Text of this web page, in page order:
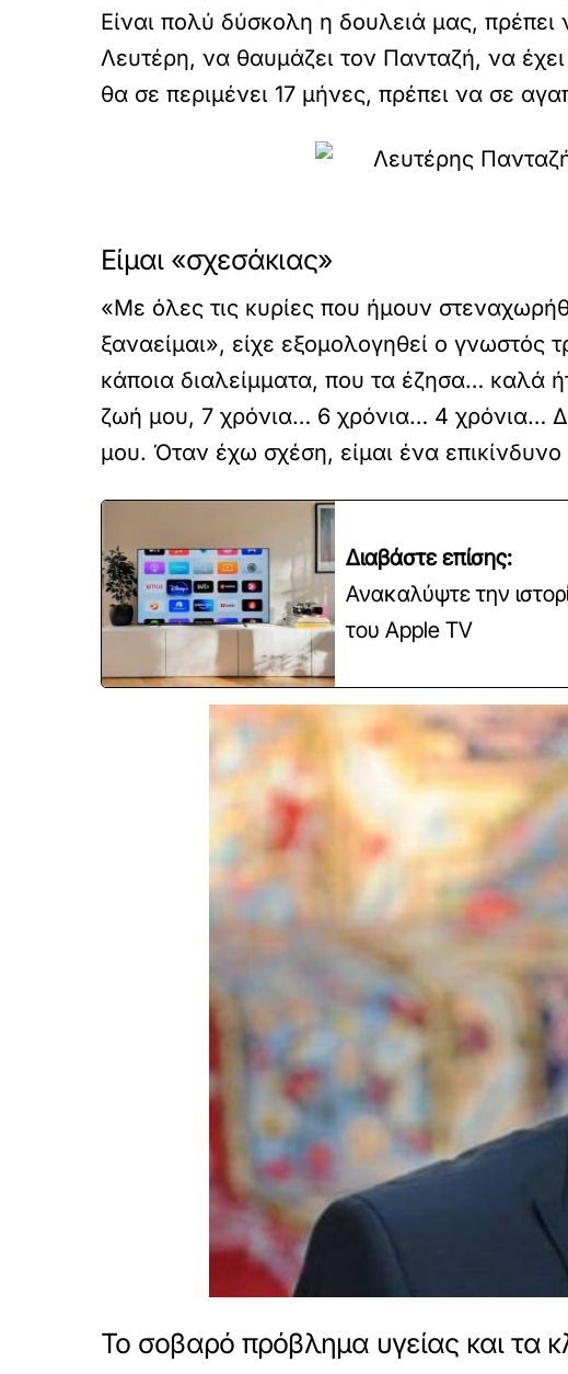
Είναι πολύ δύσκολη η δουλειά μας, πρέπει
Λευτέρη, να θαυμάζει τον Πανταζή, να
θα σε περιμένει 17 μήνες, πρέπει να σε
Είμαι «σχεσάκιας»
«Με όλες τις κυρίες που ήμουν
ξαναείμαι», είχε εξομολογηθεί ο γνωστός
κάποια διαλείμματα, που τα έζησα… καλά
ζωή μου, 7 χρόνια… 6 χρόνια… 4 χρόνια…
μου. Όταν έχω σχέση, είμαι ένα
Διαβάστε επίσης:
Ανακαλύψτε την
του Apple TV
Το σοβαρό πρόβλημα υγείας και τα